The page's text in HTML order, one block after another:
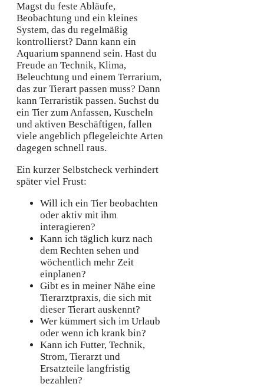
Magst du feste Abläufe,
Beobachtung und ein kleines
System, das du regelmäßig
kontrollierst? Dann kann ein
Aquarium spannend sein. Hast du
Freude an Technik, Klima,
Beleuchtung und einem Terrarium,
das zur Tierart passen muss? Dann
kann Terraristik passen. Suchst du
ein Tier zum Anfassen, Kuscheln
und aktiven Beschäftigen, fallen
viele angeblich pflegeleichte Arten
dagegen schnell raus.
Ein kurzer Selbstcheck verhindert
später viel Frust:
Will ich ein Tier beobachten
oder aktiv mit ihm
interagieren?
Kann ich täglich kurz nach
dem Rechten sehen und
wöchentlich mehr Zeit
einplanen?
Gibt es in meiner Nähe eine
Tierarztpraxis, die sich mit
dieser Tierart auskennt?
Wer kümmert sich im Urlaub
oder wenn ich krank bin?
Kann ich Futter, Technik,
Strom, Tierarzt und
Ersatzteile langfristig
bezahlen?